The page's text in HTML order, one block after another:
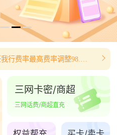
三网卡密/商超
三网话费/商超直充